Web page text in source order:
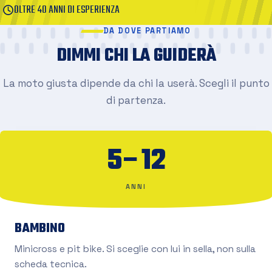
OLTRE 40 ANNI DI ESPERIENZA
DA DOVE PARTIAMO
DIMMI CHI LA GUIDERÀ
La moto giusta dipende da chi la userà. Scegli il punto
di partenza.
5–12
ANNI
BAMBINO
Minicross e pit bike. Si sceglie con lui in sella, non sulla
scheda tecnica.